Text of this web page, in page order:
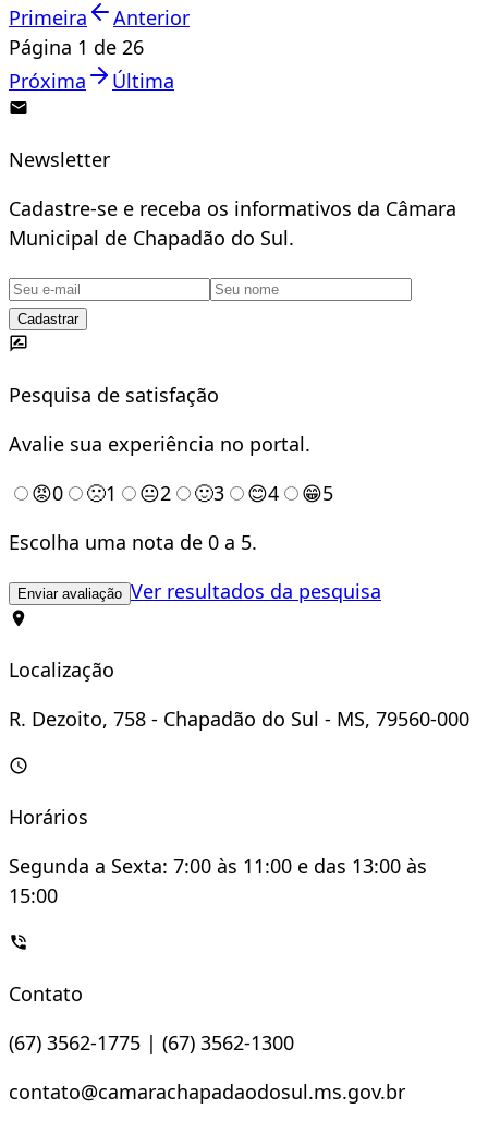
Primeira
Anterior
Página 1 de 26
Próxima
Última
Newsletter
Cadastre-se e receba os informativos da Câmara
Municipal de Chapadão do Sul.
Cadastrar
Pesquisa de satisfação
Avalie sua experiência no portal.
😡0 🙁1 😐2 🙂3 😊4 😁5
Escolha uma nota de 0 a 5.
Enviar avaliação Ver resultados da pesquisa
Localização
R. Dezoito, 758 - Chapadão do Sul - MS, 79560-000
Horários
Segunda a Sexta: 7:00 às 11:00 e das 13:00 às
15:00
Contato
(67) 3562-1775 | (67) 3562-1300
contato@camarachapadaodosul.ms.gov.br